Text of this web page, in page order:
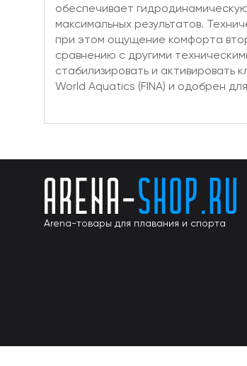
обеспечивает
максимальных результатов.
при этом ощущение комфорта
сравнению с другими
стабилизировать и
World Aquatics (FINA) и одобрен
Arena-товары для плавания и спорта